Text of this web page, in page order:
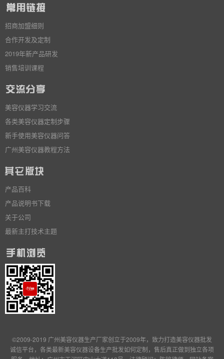
招商加盟细则
合作开发及定制
2019年新产品研发
销售培训课程
美容仪器学习交流
各类美容仪器定制步骤
新手使用美容仪器问答
广州美容仪器教程方法
产品百科
产品说明书下载
关于公司
最新主打技术主题
©2009-2019 广州美容仪器生产厂家创立于2009年，致力打造美容仪器批发
诚信平台，各类最新美容仪器设备生产批发如何定制，售后真正做到独立各项